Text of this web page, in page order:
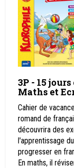
3P - 15
Maths et
Cahier de
romand de
découvrira des
l'apprentissage
progresser en
En maths, il